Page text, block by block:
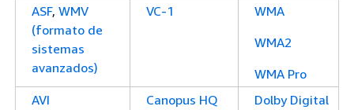
ASF, WMV
(formato de
sistemas
avanzados)
VC-1
WMA
WMA2
WMA Pro
AVI
Canopus HQ
Dolby Digital